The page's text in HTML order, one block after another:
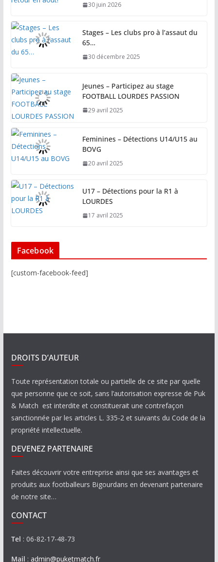
30 juin 2026
Stages – Les clubs pro à l’assaut du
65…
30 décembre 2025
Jeunes – Participez au stage
FOOTBALL LOURDES PASSION
29 avril 2025
Feminines – Détections U14/U15 au
BOVG
20 avril 2025
U17 – Détections pour la R1 à
LOURDES
17 avril 2025
Facebook
[custom-facebook-feed]
DROITS D’AUTEUR
Toute représentation totale ou partielle de ce site par quelle
que personne que ce soit, sans l’autorisation expresse de Puk
& Match est interdite et constituerait une contrefaçon
sanctionnée par les articles L. 335-2 et suivants du Code de la
propriété intellectuelle.
DEVENEZ PARTENAIRE
Faites découvrir votre entreprise ainsi que ses avantages et
produits aux footballeurs Bigourdans en devenant partenaire
de notre site…
CONTACT
Tel : 06-82-17-48-73
Mail : admin@puketmatch.fr